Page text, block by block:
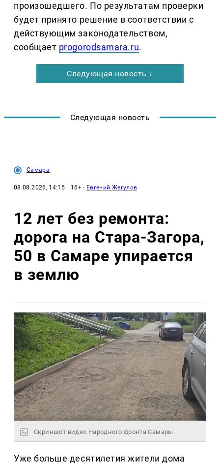
произошедшего. По результатам проверки
будет принято решение в соответствии с
действующим законодательством,
сообщает progorodsamara.ru.
Следующая новость ↓
Следующая новость
Самара
08.08.2026, 14:15 · 16+ · Евгений Жегулов
12 лет без ремонта:
дорога на Стара-Загора,
50 в Самаре упирается
в землю
Скриншот видео Народного фронта Самары
Уже больше десятилетия жители дома